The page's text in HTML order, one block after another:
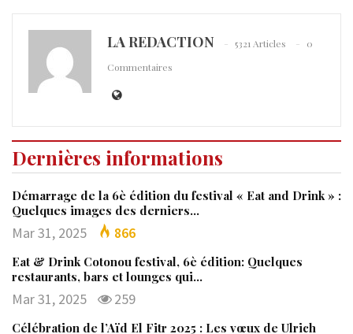
LA REDACTION 5321 Articles
0
Commentaires
Dernières informations
Démarrage de la 6è édition du festival « Eat and Drink » :
Quelques images des derniers…
Mar 31, 2025 866
Eat & Drink Cotonou festival, 6è édition: Quelques
restaurants, bars et lounges qui…
Mar 31, 2025 259
Célébration de l’Aïd El Fitr 2025 : Les vœux de Ulrich